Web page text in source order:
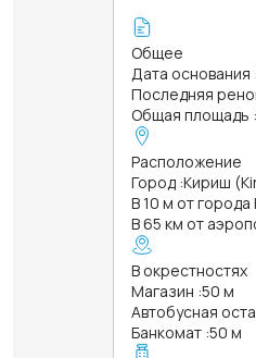
Общее
Дата основания :
Последняя
Общая площадь :
Расположение
Город :Кириш
В 10 м от города
В 65 км от
В окрестностях
Магазин :50 м
Автобусная
Банкомат :50 м